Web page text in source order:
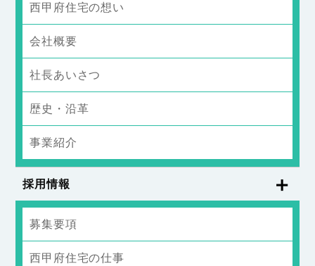
西甲府住宅の想い
会社概要
社長あいさつ
歴史・沿革
事業紹介
採用情報
募集要項
西甲府住宅の仕事